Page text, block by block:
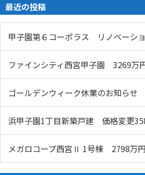
最近の投稿
甲子園第６コーポラス リノベーシ
ファインシティ西宮甲子園 3269万
ゴールデンウィーク休業のお知らせ
浜甲子園1丁目新築戸建 価格変更
メガロコープ西宮Ⅱ 1号棟 2798万円